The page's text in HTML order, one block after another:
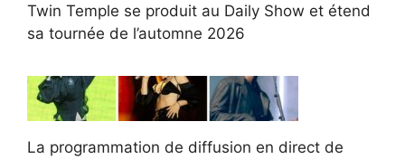
Twin Temple se produit au Daily Show et étend
sa tournée de l’automne 2026
La programmation de diffusion en direct de